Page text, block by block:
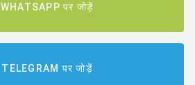
WHATSAPP पर जोड़ें
TELEGRAM पर जोड़ें